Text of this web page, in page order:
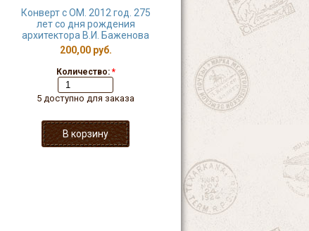
Конверт с ОМ. 2012 год. 275
лет со дня рождения
архитектора В.И. Баженова
200,00 руб.
Количество: *
5 доступно для заказа